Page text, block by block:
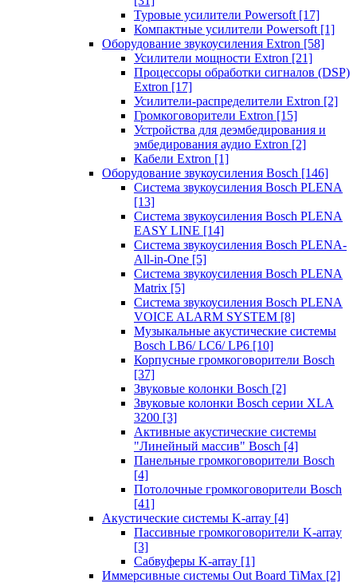
Туровые усилители Powersoft [17]
Компактные усилители Powersoft [1]
Оборудование звукоусиления Extron [58]
Усилители мощности Extron [21]
Процессоры обработки сигналов (DSP)
Extron [17]
Усилители-распределители Extron [2]
Громкоговорители Extron [15]
Устройства для деэмбедирования и
эмбедирования аудио Extron [2]
Кабели Extron [1]
Оборудование звукоусиления Bosch [146]
Система звукоусиления Bosch PLENA
[13]
Система звукоусиления Bosch PLENA
EASY LINE [14]
Система звукоусиления Bosch PLENA-
All-in-One [5]
Система звукоусиления Bosch PLENA
Matrix [5]
Система звукоусиления Bosch PLENA
VOICE ALARM SYSTEM [8]
Музыкальные акустические системы
Bosch LB6/ LC6/ LP6 [10]
Корпусные громкоговорители Bosch
[37]
Звуковые колонки Bosch [2]
Звуковые колонки Bosch серии XLA
3200 [3]
Активные акустические системы
"Линейный массив" Bosch [4]
Панельные громкоговорители Bosch
[4]
Потолочные громкоговорители Bosch
[41]
Акустические системы K-array [4]
Пассивные громкоговорители K-array
[3]
Сабвуферы K-array [1]
Иммерсивные системы Out Board TiMax [2]